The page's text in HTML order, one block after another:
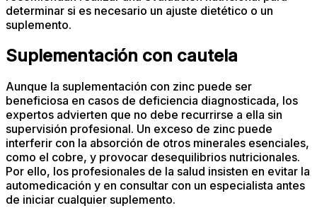
determinar si es necesario un ajuste dietético o un
suplemento.
Suplementación con cautela
Aunque la suplementación con zinc puede ser
beneficiosa en casos de deficiencia diagnosticada, los
expertos advierten que no debe recurrirse a ella sin
supervisión profesional. Un exceso de zinc puede
interferir con la absorción de otros minerales esenciales,
como el cobre, y provocar desequilibrios nutricionales.
Por ello, los profesionales de la salud insisten en evitar la
automedicación y en consultar con un especialista antes
de iniciar cualquier suplemento.